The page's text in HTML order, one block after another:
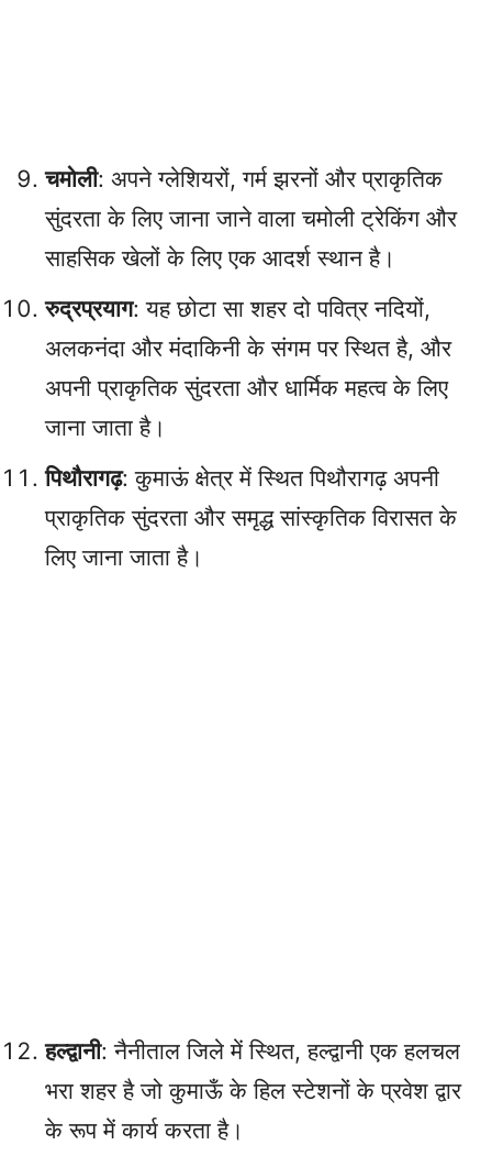
चमोली: अपने ग्लेशियरों, गर्म झरनों और प्राकृतिक
सुंदरता के लिए जाना जाने वाला चमोली ट्रेकिंग और
साहसिक खेलों के लिए एक आदर्श स्थान है।
रुद्रप्रयाग: यह छोटा सा शहर दो पवित्र नदियों,
अलकनंदा और मंदाकिनी के संगम पर स्थित है, और
अपनी प्राकृतिक सुंदरता और धार्मिक महत्व के लिए
जाना जाता है।
पिथौरागढ़: कुमाऊं क्षेत्र में स्थित पिथौरागढ़ अपनी
प्राकृतिक सुंदरता और समृद्ध सांस्कृतिक विरासत के
लिए जाना जाता है।
हल्द्वानी: नैनीताल जिले में स्थित, हल्द्वानी एक हलचल
भरा शहर है जो कुमाऊँ के हिल स्टेशनों के प्रवेश द्वार
के रूप में कार्य करता है।